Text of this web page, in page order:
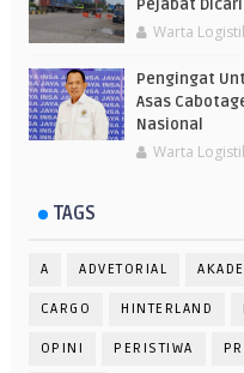
Pejabat Dicari
Warta
Pengingat
Asas
Nasional
Warta
TAGS
A ADVETORIAL
CARGO HINTERLAND
OPINI PERISTIWA